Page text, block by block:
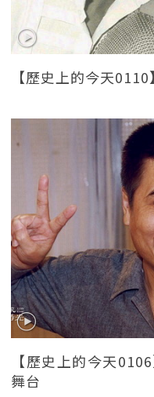
【歷史上的今天
【歷史上的今天
舞台